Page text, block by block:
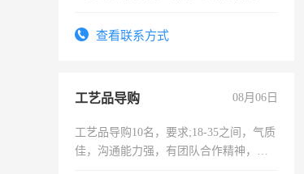
查看联系方式
工艺品导购 08月06日
工艺品导购10名，要求;18-35之间，气质
佳，沟通能力强，有团队合作精神，有